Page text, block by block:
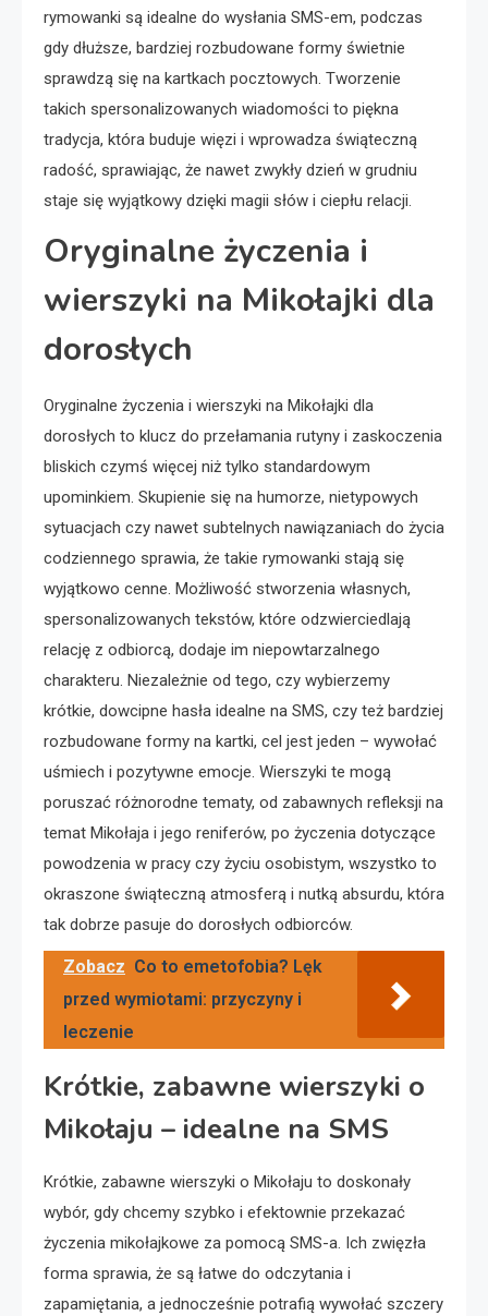
rymowanki są idealne do wysłania SMS-em, podczas
gdy dłuższe, bardziej rozbudowane formy świetnie
sprawdzą się na kartkach pocztowych. Tworzenie
takich spersonalizowanych wiadomości to piękna
tradycja, która buduje więzi i wprowadza świąteczną
radość, sprawiając, że nawet zwykły dzień w grudniu
staje się wyjątkowy dzięki magii słów i ciepłu relacji.
Oryginalne życzenia i
wierszyki na Mikołajki dla
dorosłych
Oryginalne życzenia i wierszyki na Mikołajki dla
dorosłych to klucz do przełamania rutyny i zaskoczenia
bliskich czymś więcej niż tylko standardowym
upominkiem. Skupienie się na humorze, nietypowych
sytuacjach czy nawet subtelnych nawiązaniach do życia
codziennego sprawia, że takie rymowanki stają się
wyjątkowo cenne. Możliwość stworzenia własnych,
spersonalizowanych tekstów, które odzwierciedlają
relację z odbiorcą, dodaje im niepowtarzalnego
charakteru. Niezależnie od tego, czy wybierzemy
krótkie, dowcipne hasła idealne na SMS, czy też bardziej
rozbudowane formy na kartki, cel jest jeden – wywołać
uśmiech i pozytywne emocje. Wierszyki te mogą
poruszać różnorodne tematy, od zabawnych refleksji na
temat Mikołaja i jego reniferów, po życzenia dotyczące
powodzenia w pracy czy życiu osobistym, wszystko to
okraszone świąteczną atmosferą i nutką absurdu, która
tak dobrze pasuje do dorosłych odbiorców.
Zobacz Co to emetofobia? Lęk
przed wymiotami: przyczyny i
leczenie
Krótkie, zabawne wierszyki o
Mikołaju – idealne na SMS
Krótkie, zabawne wierszyki o Mikołaju to doskonały
wybór, gdy chcemy szybko i efektownie przekazać
życzenia mikołajkowe za pomocą SMS-a. Ich zwięzła
forma sprawia, że są łatwe do odczytania i
zapamiętania, a jednocześnie potrafią wywołać szczery